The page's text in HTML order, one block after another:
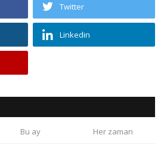
Twitter
Linkedin
Bu ay Her zaman